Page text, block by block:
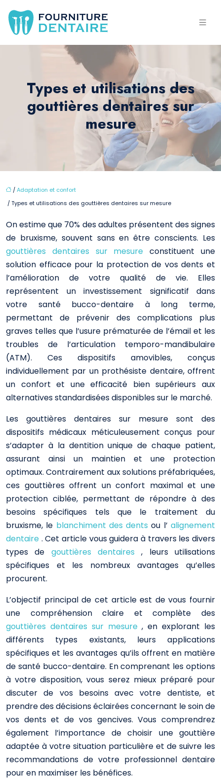
Types et utilisations des
gouttières dentaires sur
mesure
/Adaptation et confort
/ Types et utilisations des gouttières dentaires sur mesure
On estime que 70% des adultes présentent des signes
de bruxisme, souvent sans en être conscients. Les
gouttières dentaires sur mesureconstituent une
solution efficace pour la protection de vos dents et
l’amélioration de votre qualité de vie. Elles
représentent un investissement significatif dans
votre santé bucco-dentaire à long terme,
permettant de prévenir des complications plus
graves telles que l’usure prématurée de l’émail et les
troubles de l’articulation temporo-mandibulaire
(ATM). Ces dispositifs amovibles, conçus
individuellement par un prothésiste dentaire, offrent
un confort et une efficacité bien supérieurs aux
alternatives standardisées disponibles sur le marché.
Les gouttières dentaires sur mesure sont des
dispositifs médicaux méticuleusement conçus pour
s’adapter à la dentition unique de chaque patient,
assurant ainsi un maintien et une protection
optimaux. Contrairement aux solutions préfabriquées,
ces gouttières offrent un confort maximal et une
protection ciblée, permettant de répondre à des
besoins spécifiques tels que le traitement du
bruxisme, le blanchiment des dentsou l’alignement
dentaire . Cet article vous guidera à travers les divers
types de gouttières dentaires, leurs utilisations
spécifiques et les nombreux avantages qu’elles
procurent.
L’objectif principal de cet article est de vous fournir
une compréhension claire et complète des
gouttières dentaires sur mesure, en explorant les
différents types existants, leurs applications
spécifiques et les avantages qu’ils offrent en matière
de santé bucco-dentaire. En comprenant les options
à votre disposition, vous serez mieux préparé pour
discuter de vos besoins avec votre dentiste, et
prendre des décisions éclairées concernant le soin de
vos dents et de vos gencives. Vous comprendrez
également l’importance de choisir une gouttière
adaptée à votre situation particulière et de suivre les
recommandations de votre professionnel dentaire
pour en maximiser les bénéfices.